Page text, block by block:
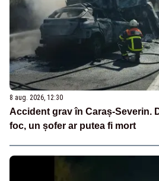
8 aug. 2026, 12:30
Accident grav în Caraș-Severin.
foc, un șofer ar putea fi mort